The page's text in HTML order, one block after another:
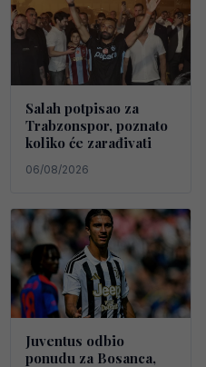
Salah potpisao za
Trabzonspor, poznato
koliko će zarađivati
06/08/2026
Juventus odbio
ponudu za Bosanca,